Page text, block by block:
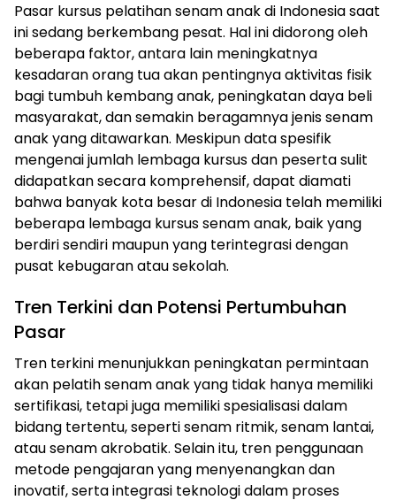
Pasar kursus pelatihan senam anak di Indonesia saat
ini sedang berkembang pesat. Hal ini didorong oleh
beberapa faktor, antara lain meningkatnya
kesadaran orang tua akan pentingnya aktivitas fisik
bagi tumbuh kembang anak, peningkatan daya beli
masyarakat, dan semakin beragamnya jenis senam
anak yang ditawarkan. Meskipun data spesifik
mengenai jumlah lembaga kursus dan peserta sulit
didapatkan secara komprehensif, dapat diamati
bahwa banyak kota besar di Indonesia telah memiliki
beberapa lembaga kursus senam anak, baik yang
berdiri sendiri maupun yang terintegrasi dengan
pusat kebugaran atau sekolah.
Tren Terkini dan Potensi Pertumbuhan
Pasar
Tren terkini menunjukkan peningkatan permintaan
akan pelatih senam anak yang tidak hanya memiliki
sertifikasi, tetapi juga memiliki spesialisasi dalam
bidang tertentu, seperti senam ritmik, senam lantai,
atau senam akrobatik. Selain itu, tren penggunaan
metode pengajaran yang menyenangkan dan
inovatif, serta integrasi teknologi dalam proses